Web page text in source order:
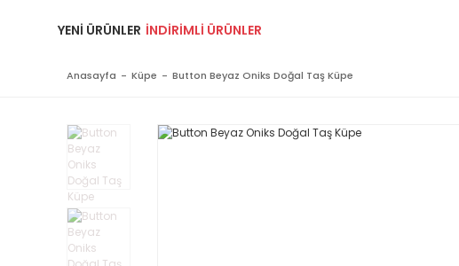
YENI ÜRÜNLER İNDIRIMLI ÜRÜNLER
Anasayfa Küpe Button Beyaz Oniks Doğal Taş Küpe